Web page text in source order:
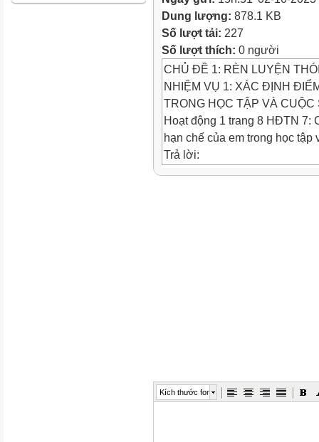
Dung lượng: 878.1 KB
Số lượt tải: 227
Số lượt thích: 0 người
CHỦ ĐỀ 1: RÈN LUYỆN
NHIỆM VỤ 1: XÁC ĐỊNH
TRONG HỌC TẬP VÀ
Hoạt động 1 trang 8 HĐTN 7:
hạn chế của em trong học tập
Trả lời:
Kích thước font